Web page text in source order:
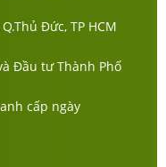
Đức, TP HCM
Đầu tư Thành Phố
cấp ngày